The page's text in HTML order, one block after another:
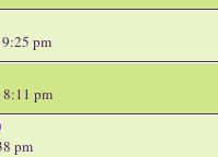
pm
pm
pm